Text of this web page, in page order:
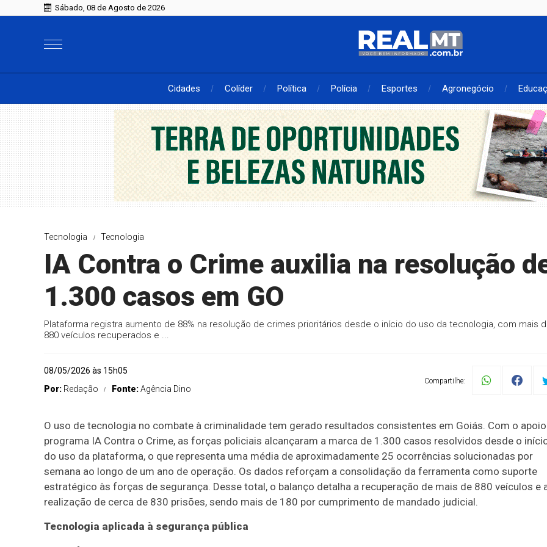
Sábado, 08 de Agosto de 2026
Cidades Colíder Política Polícia Esportes Agronegócio
Tecnologia Tecnologia
IA Contra o Crime auxilia na resolução
1.300 casos em GO
Plataforma registra aumento de 88% na resolução de crimes prioritários desde o início do uso da tecnologia, com mais
880 veículos recuperados e ...
08/05/2026 às 15h05
Por: Redação Fonte:Agência Dino
Compartilhe:
O uso de tecnologia no combate à criminalidade tem gerado resultados consistentes em Goiás. Com o
programa IA Contra o Crime, as forças policiais alcançaram a marca de 1.300 casos resolvidos desde o
do uso da plataforma, o que representa uma média de aproximadamente 25 ocorrências solucionadas por
semana ao longo de um ano de operação. Os dados reforçam a consolidação da ferramenta como suporte
estratégico às forças de segurança. Desse total, o balanço detalha a recuperação de mais de 880 veículos e
realização de cerca de 830 prisões, sendo mais de 180 por cumprimento de mandado judicial.
Tecnologia aplicada à segurança pública